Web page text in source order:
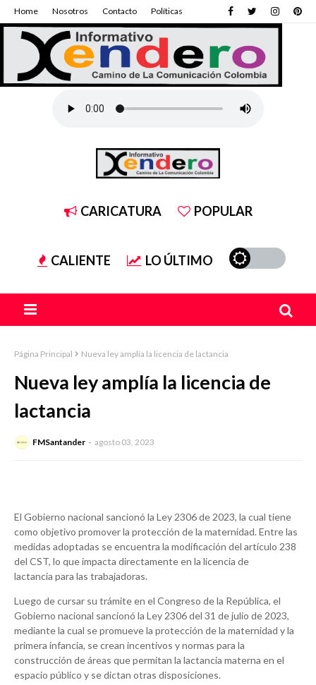
Home Nosotros Contacto Políticas
CARICATURA POPULAR
CALIENTE LO ÚLTIMO
Página Principal Nueva ley amplía la licencia de lactancia
Nueva ley amplía la licencia de
lactancia
FMSantander agosto 03, 2023
El Gobierno nacional sancionó la Ley 2306 de 2023, la cual tiene
como objetivo promover la protección de la maternidad. Entre las
medidas adoptadas se encuentra la modificación del artículo 238
del CST, lo que impacta directamente en la licencia de
lactancia para las trabajadoras.
Luego de cursar su trámite en el Congreso de la República, el
Gobierno nacional sancionó la Ley 2306 del 31 de julio de 2023,
mediante la cual se promueve la protección de la maternidad y la
primera infancia, se crean incentivos y normas para la
construcción de áreas que permitan la lactancia materna en el
espacio público y se dictan otras disposiciones.